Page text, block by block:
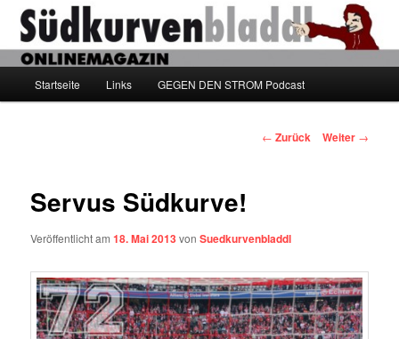
Startseite Links GEGEN DEN STROM Podcast
Beitragsnavigation
← Zurück Weiter →
Servus Südkurve!
Veröffentlicht am18. Mai 2013vonSuedkurvenbladdl